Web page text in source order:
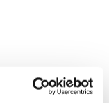
können Sie
Markt nicht